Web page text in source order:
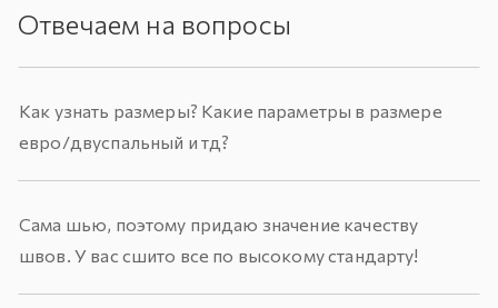
Отвечаем на вопросы
Как узнать размеры? Какие параметры в размере
евро/двуспальный и тд?
Сама шью, поэтому придаю значение качеству
швов. У вас сшито все по высокому стандарту!